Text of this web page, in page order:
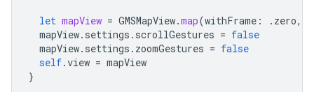
let mapView = GMSMapView.map(withFrame : . zero,
mapView. settings . scrollGestures = false
mapView. settings . zoomGestures = false
self.view = mapView
}